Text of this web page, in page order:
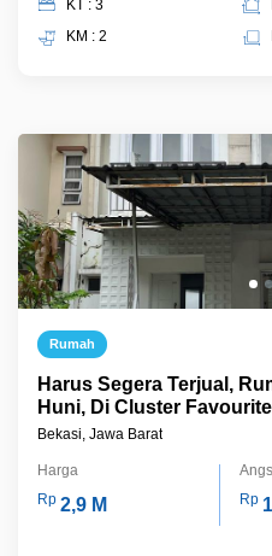
KT : 3
KM : 2
Rumah
Harus Segera Terjual,
Huni, Di Cluster
Grandwisata
Bekasi, Jawa Barat
Harga
Rp 2,9 M
Rp